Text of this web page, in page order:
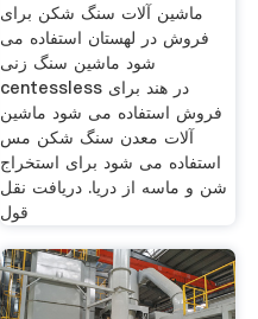
ماشین آلات سنگ شکن برای
فروش در لهستان استفاده می
شود ماشین سنگ زنی
centessless در هند برای
فروش استفاده می شود ماشین
آلات معدن سنگ شکن مس
استفاده می شود برای استخراج
شن و ماسه از دریا. دریافت نقل
قول